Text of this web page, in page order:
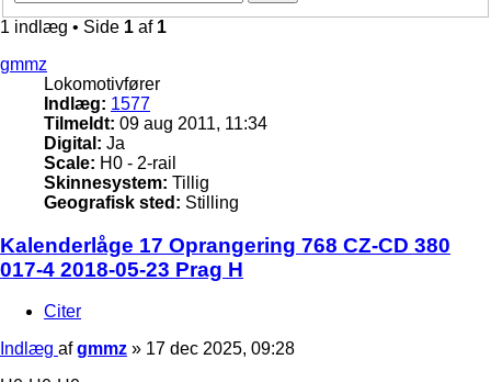
1 indlæg • Side 1 af 1
gmmz
Lokomotivfører
Indlæg: 1577
Tilmeldt: 09 aug 2011, 11:34
Digital: Ja
Scale: H0 - 2-rail
Skinnesystem: Tillig
Geografisk sted: Stilling
Kalenderlåge 17 Oprangering 768 CZ-CD 380
017-4 2018-05-23 Prag H
Citer
Indlæg afgmmz » 17 dec 2025, 09:28